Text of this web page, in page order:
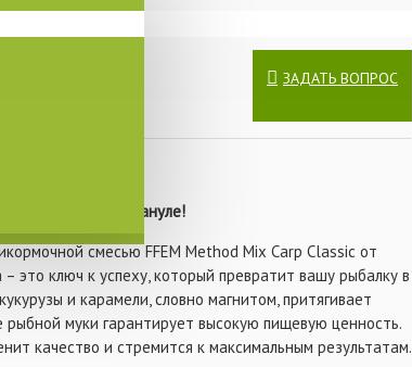
существенное улучшение органолептических
усвояемость прикормки.
ЗАДАТЬ ВОПРОС
в каждой грануле!
смесью FFEM Method Mix Carp Classic от
это ключ к успеху, который превратит вашу рыбалку в
и карамели, словно магнитом, притягивает
рыбной муки гарантирует высокую пищевую ценность.
качество и стремится к максимальным результатам.